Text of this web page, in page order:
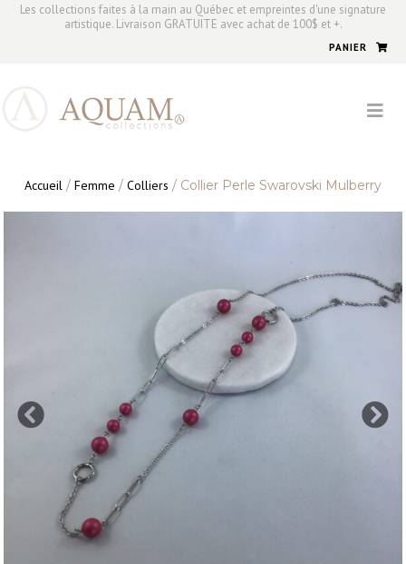
Les collections faites à la main au Québec et empreintes d'une signature
artistique. Livraison GRATUITE avec achat de 100$ et +.
PANIER
Accueil / Femme / Colliers / Collier Perle Swarovski Mulberry